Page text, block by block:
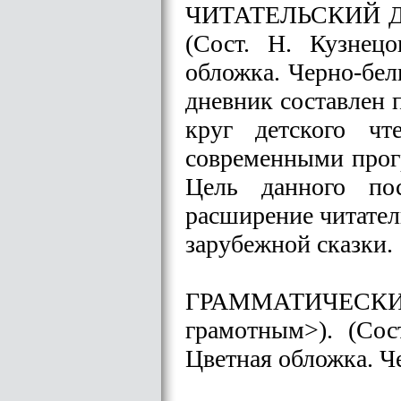
ЧИТАТЕЛЬСКИЙ
(Сост. Н.
обложка. Черно-
дневник
круг детского
современными
Цель данного
расширение
зарубежной сказки.
грамотным>).
Цветная обложка.